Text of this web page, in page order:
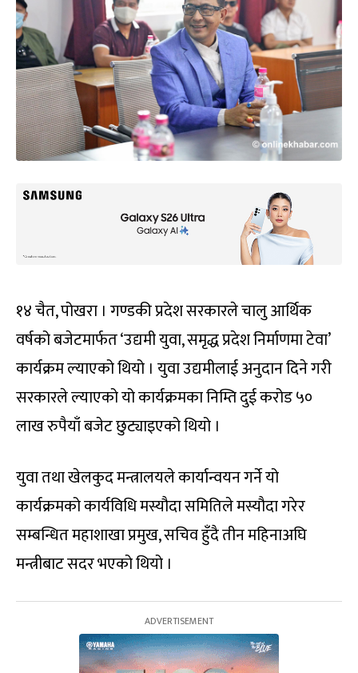
१४ चैत, पोखरा । गण्डकी प्रदेश सरकारले चालु आर्थिक
वर्षको बजेटमार्फत ‘उद्यमी युवा, समृद्ध प्रदेश निर्माणमा टेवा’
कार्यक्रम ल्याएको थियो । युवा उद्यमीलाई अनुदान दिने गरी
सरकारले ल्याएको यो कार्यक्रमका निम्ति दुई करोड ५०
लाख रुपैयाँ बजेट छुट्याइएको थियो ।
युवा तथा खेलकुद मन्त्रालयले कार्यान्वयन गर्ने यो
कार्यक्रमको कार्यविधि मस्यौदा समितिले मस्यौदा गरेर
सम्बन्धित महाशाखा प्रमुख, सचिव हुँदै तीन महिनाअघि
मन्त्रीबाट सदर भएको थियो ।